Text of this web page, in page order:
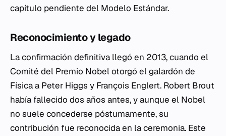
capítulo pendiente del Modelo Estándar.
Reconocimiento y legado
La confirmación definitiva llegó en 2013, cuando el
Comité del Premio Nobel otorgó el galardón de
Física a Peter Higgs y François Englert. Robert Brout
había fallecido dos años antes, y aunque el Nobel
no suele concederse póstumamente, su
contribución fue reconocida en la ceremonia. Este